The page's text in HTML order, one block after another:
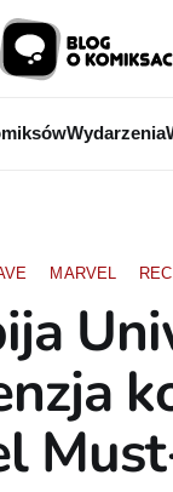
Wydarzenia
MARVEL